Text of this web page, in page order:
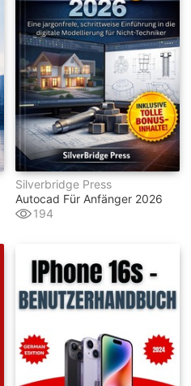
Silverbridge Press
Autocad Für Anfänger 2026
194